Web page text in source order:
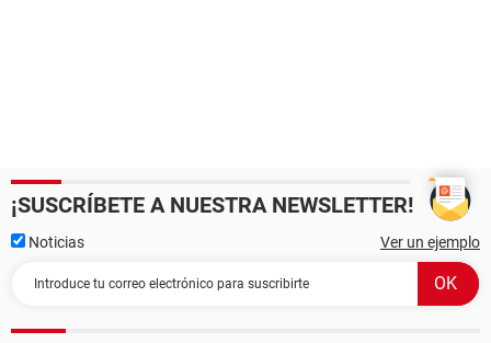
¡SUSCRÍBETE A NUESTRA NEWSLETTER!
Noticias Ver un ejemplo